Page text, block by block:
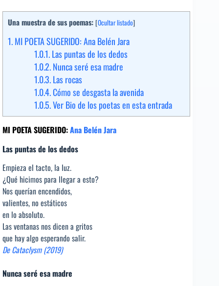
Una muestra de sus poemas: [Ocultar listado]
1.MI POETA SUGERIDO: Ana Belén Jara
1.0.1.Las puntas de los dedos
1.0.2.Nunca seré esa madre
1.0.3.Las rocas
1.0.4.Cómo se desgasta la avenida
1.0.5.Ver Bio de los poetas en esta entrada
MI POETA SUGERIDO:Ana Belén Jara
Las puntas de los dedos
Empieza el tacto, la luz.
¿Qué hicimos para llegar a esto?
Nos querían encendidos,
valientes, no estáticos
en lo absoluto.
Las ventanas nos dicen a gritos
que hay algo esperando salir.
De Cataclysm (2019)
Nunca seré esa madre